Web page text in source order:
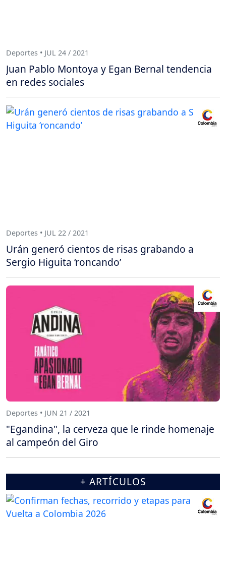
Deportes • JUL 24 / 2021
Juan Pablo Montoya y Egan Bernal tendencia
en redes sociales
Deportes • JUL 22 / 2021
Urán generó cientos de risas grabando a
Sergio Higuita ‘roncando’
Deportes • JUN 21 / 2021
"Egandina", la cerveza que le rinde homenaje
al campeón del Giro
+ ARTÍCULOS